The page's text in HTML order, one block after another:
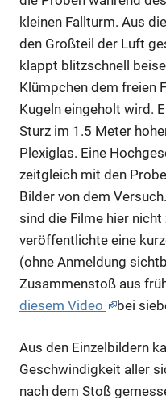
kleinen Fallturm. Aus
den Großteil der Luft
klappt blitzschnell
Klümpchen dem freien
Kugeln eingeholt wird.
Sturz im 1.5 Meter
Plexiglas. Eine
zeitgleich mit den
Bilder von dem
sind die Filme hier
veröffentlichte eine
(ohne Anmeldung
Zusammenstoß aus
diesem Video
bei
Aus den Einzelbildern
Geschwindigkeit aller
nach dem Stoß